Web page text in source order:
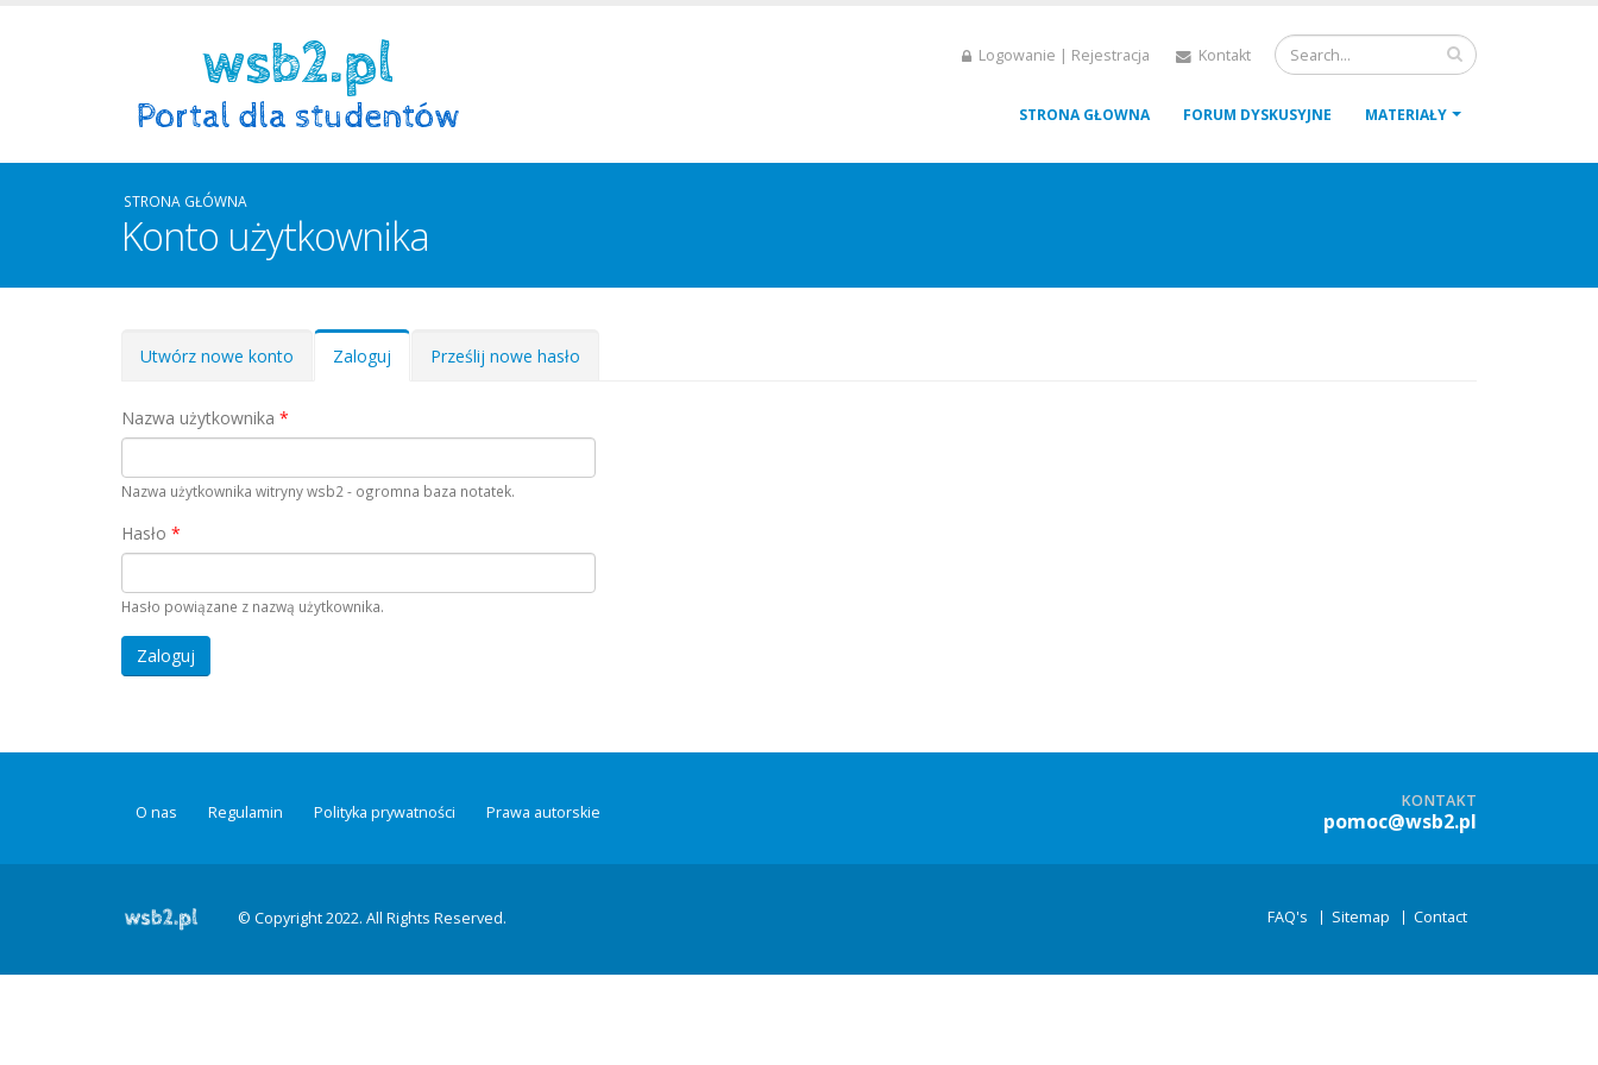
Logowanie | Rejestracja Kontakt
STRONA GŁOWNA FORUM DYSKUSYJNE MATERIAŁY
STRONA GŁÓWNA
Konto użytkownika
Zakładki podstawowe
Utwórz nowe konto Zaloguj (aktywnaPrześlij nowe hasło
Nazwa użytkownika *
Nazwa użytkownika witryny wsb2 - ogromna baza notatek.
Hasło *
Hasło powiązane z nazwą użytkownika.
O nas Regulamin Polityka prywatności Prawa autorskie
KONTAKT
pomoc@wsb2.pl
© Copyright 2022. All Rights Reserved. FAQ's Sitemap Contact